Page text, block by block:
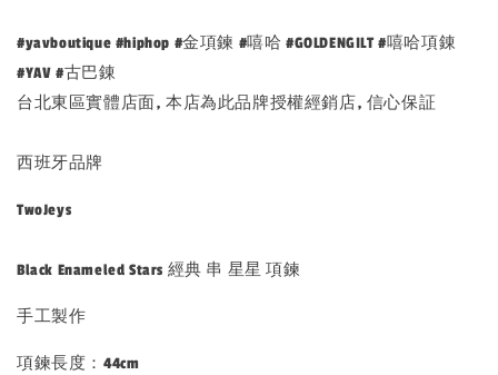
#yavboutique #hiphop #金項鍊 #嘻哈 #GOLDENGILT #嘻哈項錬
#YAV #古巴錬
台北東區實體店面, 本店為此品牌授權經銷店, 信心保証
西班牙品牌
TwoJeys
Black Enameled Stars 經典 串 星星 項鍊
手工製作
項鍊長度：44cm